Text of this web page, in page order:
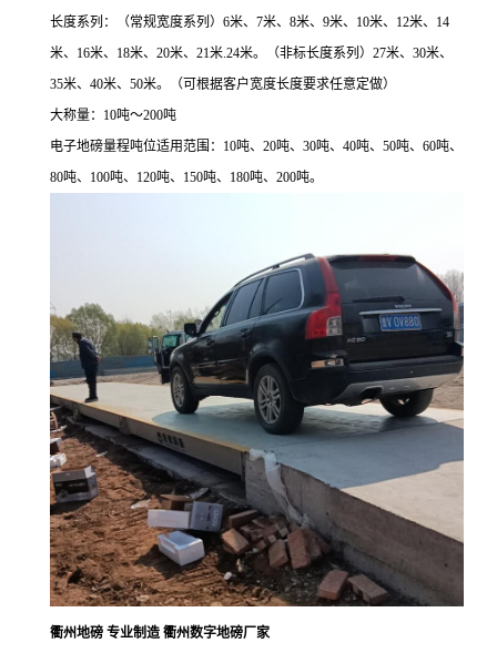
长度系列：（常规宽度系列） 6米、7米、8米、9米、10米、12米、14
米、16米、18米、20米、21米.24米。（非标长度系列）27米、30米、
35米、40米、50米。（可根据客户宽度长度要求任意定做）
大称量：10吨～200吨
电子地磅量程吨位适用范围： 10吨、20吨、30吨、40吨、50吨、60吨、
80吨、100吨、120吨、150吨、180吨、200吨。
衢州地磅 专业制造 衢州数字地磅厂家